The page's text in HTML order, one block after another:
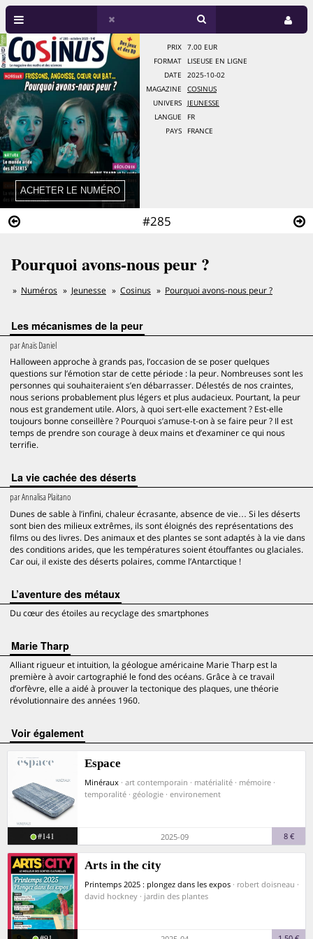
#285
PRIX
7.00 EUR
FORMAT
LISEUSE EN LIGNE
DATE
2025-10-02
MAGAZINE
COSINUS
UNIVERS
JEUNESSE
LANGUE
FR
PAYS
FRANCE
Pourquoi avons-nous peur ?
Numéros Jeunesse Cosinus Pourquoi avons-nous peur ?
Les mécanismes de la peur
parAnaïs Daniel
Halloween approche à grands pas, l’occasion de se poser quelques
questions sur l’émotion star de cette période : la peur. Nombreuses sont les
personnes qui souhaiteraient s’en débarrasser. Délestés de nos craintes,
nous serions probablement plus légers et plus audacieux. Pourtant, la peur
nous est grandement utile. Alors, à quoi sert-elle exactement ? Est-elle
toujours bonne conseillère ? Pourquoi s’amuse-t-on à se faire peur ? Il est
temps de prendre son courage à deux mains et d’examiner ce qui nous
terrifie.
La vie cachée des déserts
parAnnalisa Plaitano
Dunes de sable à l’infini, chaleur écrasante, absence de vie… Si les déserts
sont bien des milieux extrêmes, ils sont éloignés des représentations des
films ou des livres. Des animaux et des plantes se sont adaptés à la vie dans
des conditions arides, que les températures soient étouffantes ou glaciales.
Car oui, il existe des déserts polaires, comme l’Antarctique !
L’aventure des métaux
Du cœur des étoiles au recyclage des smartphones
Marie Tharp
Alliant rigueur et intuition, la géologue américaine Marie Tharp est la
première à avoir cartographié le fond des océans. Grâce à ce travail
d’orfèvre, elle a aidé à prouver la tectonique des plaques, une théorie
révolutionnaire des années 1960.
voir également
Espace
Minéraux · art contemporain · matérialité · mémoire ·
temporalité · géologie · environement
#141 2025-09 8 €
Arts in the city
Printemps 2025 : plongez dans les expos · robert doisneau ·
david hockney · jardin des plantes